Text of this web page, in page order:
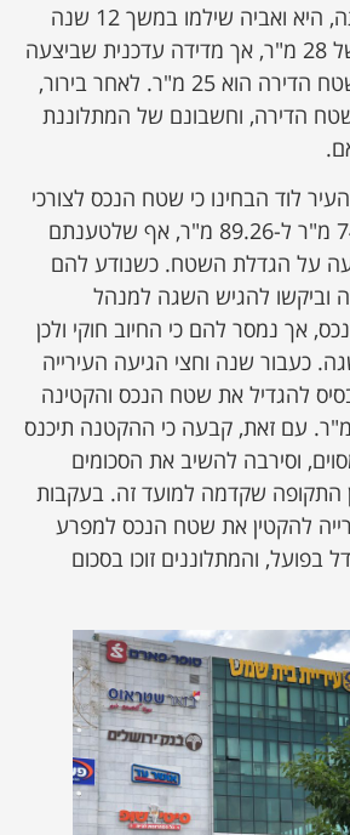
שטח דירתה. לטענתה, היא ואביה שילמו במשך 12 שנה
ארנונה עבור שטח של 28 מ"ר, אך מדידה עדכנית שביצעה
העירייה העלתה כי שטח הדירה הוא 25 מ"ר. לאחר בירור,
הדירה, וחשבונם של המתלוננת
לוד הבחינו כי שטח הנכס לצורכי
ארנונה הוגדל מ-74.9 מ"ר ל-89.26 מ"ר, אף שלטענתם
על הגדלת השטח. כשנודע להם
וביקשו להגיש השגה למנהל
אך נמסר להם כי החיוב חוקי ולכן
כעבור שנה וחצי הגיעה העירייה
להגדיל את שטח הנכס והקטינה
אותו בחזרה ל-74.9 מ"ר. עם זאת, קבעה כי ההקטנה תיכנס
וסירבה להשיב את הסכומים
התקופה שקדמה למועד זה. בעקבות
להקטין את שטח הנכס למפרע
בפועל, והמתלוננים זוכו בסכום